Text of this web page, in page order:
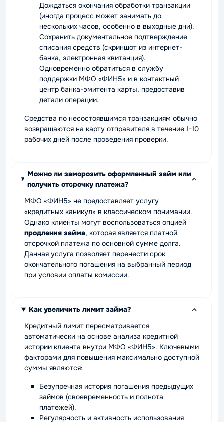
Дождаться окончания обработки транзакции
(иногда процесс может занимать до
нескольких часов, особенно в выходные дни).
Сохранить документальное подтверждение
списания средств (скриншот из интернет-
банка, электронная квитанция).
Одновременно обратиться в службу
поддержки МФО «ФИН5» и в контактный
центр банка-эмитента карты, предоставив
детали операции.
Средства по несостоявшимся транзакциям обычно
возвращаются на карту отправителя в течение 1-10
рабочих дней после проведения проверки.
Можно ли заморозить оформленный займ или
получить отсрочку платежа?
МФО «ФИН5» не предоставляет услугу
«кредитных каникул» в классическом понимании.
Однако клиенты могут воспользоваться опцией
продления займа, которая является платной
отсрочкой платежа по основной сумме долга.
Данная услуга позволяет перенести срок
окончательного погашения на выбранный период
при условии оплаты комиссии.
Как увеличить лимит займа?
Кредитный лимит пересматривается
автоматически на основе анализа кредитной
истории клиента внутри МФО «ФИН5». Ключевыми
факторами для повышения максимально доступной
суммы являются:
Безупречная история погашения предыдущих
займов (своевременность и полнота
платежей).
Регулярность и активность использования